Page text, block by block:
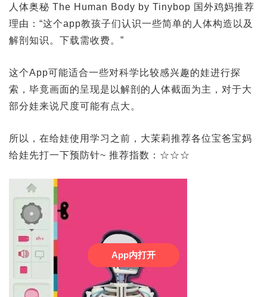
人体奥秘 The Human Body by Tinybop 国外鸡妈推荐
理由：“这个app教孩子们认识一些简单的人体构造以及
解剖知识。下载需收费。”
这个App可能适合一些对科学比较感兴趣的娃进行探
索，毕竟画面的呈现是以解剖的人体截面为主，对于大
部分娃来说尺度可能有点大。
所以，在给娃使用学习之前，大茉莉推荐各位宝爸宝妈
给娃先打一下预防针~ 推荐指数：☆☆☆
App内打开